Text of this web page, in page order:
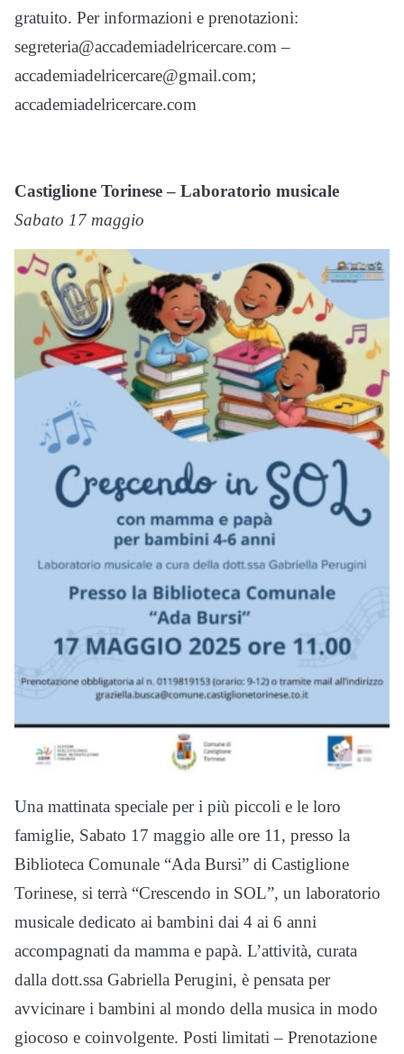
gratuito. Per informazioni e prenotazioni:
segreteria@accademiadelricercare.com –
accademiadelricercare@gmail.com;
accademiadelricercare.com
Castiglione Torinese – Laboratorio musicale
Sabato 17 maggio
Una mattinata speciale per i più piccoli e le loro
famiglie, Sabato 17 maggio alle ore 11, presso la
Biblioteca Comunale “Ada Bursi” di Castiglione
Torinese, si terrà “Crescendo in SOL”, un laboratorio
musicale dedicato ai bambini dai 4 ai 6 anni
accompagnati da mamma e papà. L’attività, curata
dalla dott.ssa Gabriella Perugini, è pensata per
avvicinare i bambini al mondo della musica in modo
giocoso e coinvolgente. Posti limitati – Prenotazione